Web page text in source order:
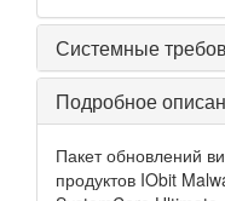
Системные
Подробное
Пакет обновлений
продуктов IObit